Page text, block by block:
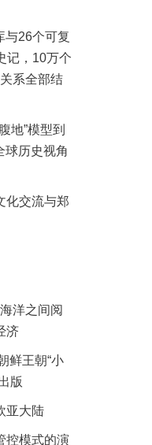
与26个可复
记，10万个
系全部结
地”模型到
历史视角
化交流与郑
洋之间阅
济
鲜王朝“小
版
亚大陆
控模式的演